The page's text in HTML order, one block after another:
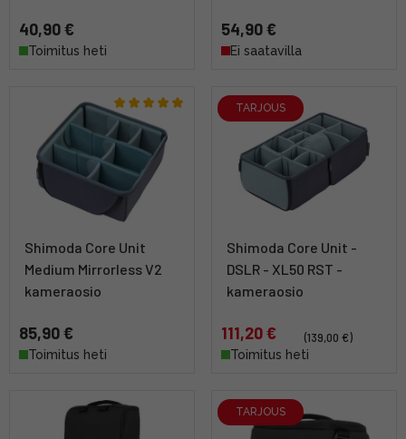
40,90 €
Toimitus heti
54,90 €
Ei saatavilla
Shimoda Core Unit
Medium Mirrorless V2
kameraosio
85,90 €
Toimitus heti
TARJOUS
Shimoda Core Unit -
DSLR - XL50 RST -
kameraosio
111,20 €
(139,00 €)
Toimitus heti
TARJOUS